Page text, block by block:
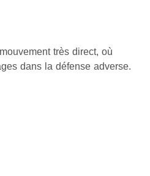
très direct, où
dans la défense adverse.